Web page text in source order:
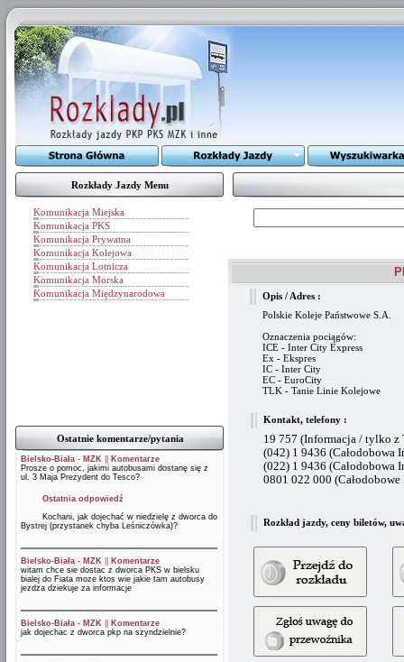
Rozkłady Jazdy Menu
Komunikacja Miejska
Komunikacja PKS
Komunikacja Prywatna
Komunikacja Kolejowa
Komunikacja Lotnicza
Komunikacja Morska
Komunikacja Międzynarodowa
Ostatnie komentarze/pytania
Bielsko-Biała - MZK
Komentarze
Prosze o pomoc, jakimi autobusami dostanę się z
ul. 3 Maja Prezydent do Tesco?
Ostatnia odpowiedź
Kochani, jak dojechać w niedzielę z dworca do
Bystrej (przystanek chyba Leśniczówka)?
Bielsko-Biała - MZK
Komentarze
witam chce sie dostac z dworca PKS w bielsku
bialej do Fiata moze ktos wie jakie tam autobusy
jezdza dziekuje za informacje
Bielsko-Biała - MZK
Komentarze
jak dojechac z dworca pkp na szyndzielnie?
Opis / Adres :
Polskie Koleje Państwowe S.A.
Oznaczenia pociągów:
ICE - Inter City Express
Ex - Ekspres
IC - Inter City
EC - EuroCity
TLK - Tanie Linie Kolejowe
Kontakt, telefony :
19 757 (Informacja / tylko z
(042) 1 9436 (Całodobowa
(022) 1 9436 (Całodobowa
0801 022 000
Rozkład jazdy, ceny biletów,